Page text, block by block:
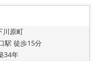
り
川原町
駅 徒歩15分
34年